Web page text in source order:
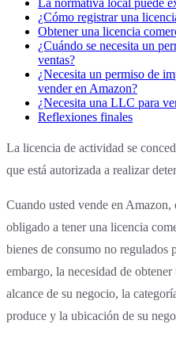
La normativa local puede
¿Cómo registrar una
Obtener una licencia
¿Cuándo se necesita un
ventas?
¿Necesita un permiso de
vender en Amazon?
¿Necesita una LLC para
Reflexiones finales
La licencia de actividad se
que está autorizada a realizar
Cuando usted vende en Amazon,
obligado a tener una licencia
bienes de consumo no regulados
embargo, la necesidad de
alcance de su negocio, la
produce y la ubicación de su